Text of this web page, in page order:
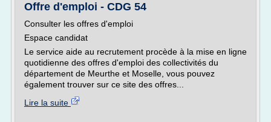
Offre d'emploi - CDG 54
Consulter les offres d'emploi
Espace candidat
Le service aide au recrutement procède à la mise en ligne
quotidienne des offres d'emploi des collectivités du
département de Meurthe et Moselle, vous pouvez
également trouver sur ce site des offres...
Lire la suite